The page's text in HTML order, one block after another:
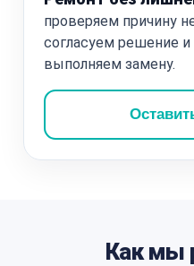
проверяем причину
согласуем решение и
выполняем замену.
Как мы